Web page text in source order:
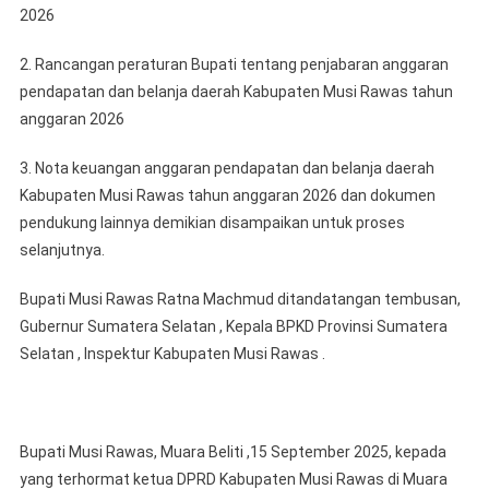
2026
2. Rancangan peraturan Bupati tentang penjabaran anggaran
pendapatan dan belanja daerah Kabupaten Musi Rawas tahun
anggaran 2026
3. Nota keuangan anggaran pendapatan dan belanja daerah
Kabupaten Musi Rawas tahun anggaran 2026 dan dokumen
pendukung lainnya demikian disampaikan untuk proses
selanjutnya.
Bupati Musi Rawas Ratna Machmud ditandatangan tembusan,
Gubernur Sumatera Selatan , Kepala BPKD Provinsi Sumatera
Selatan , Inspektur Kabupaten Musi Rawas .
Bupati Musi Rawas, Muara Beliti ,15 September 2025, kepada
yang terhormat ketua DPRD Kabupaten Musi Rawas di Muara